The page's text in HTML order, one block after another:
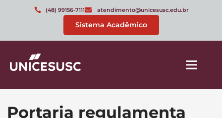
(48) 99156-7111 atendimento@unicesusc.edu.br
Sistema Acadêmico
Portaria regulamenta